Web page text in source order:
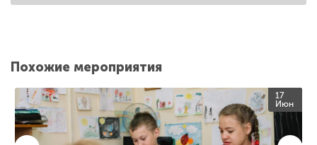
Похожие мероприятия
17
Июн